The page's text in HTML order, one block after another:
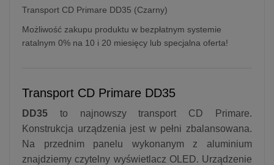
Transport CD Primare DD35 (Czarny)
Możliwość zakupu produktu w bezpłatnym systemie
ratalnym 0% na 10 i 20 miesięcy lub specjalna oferta!
Transport CD Primare DD35
DD35 to najnowszy transport CD Primare.
Konstrukcja urządzenia jest w pełni zbalansowana.
Na przednim panelu wykonanym z aluminium
znajdziemy czytelny wyświetlacz OLED. Urządzenie